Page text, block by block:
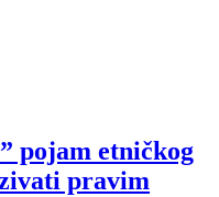
pojam etničkog
pravim